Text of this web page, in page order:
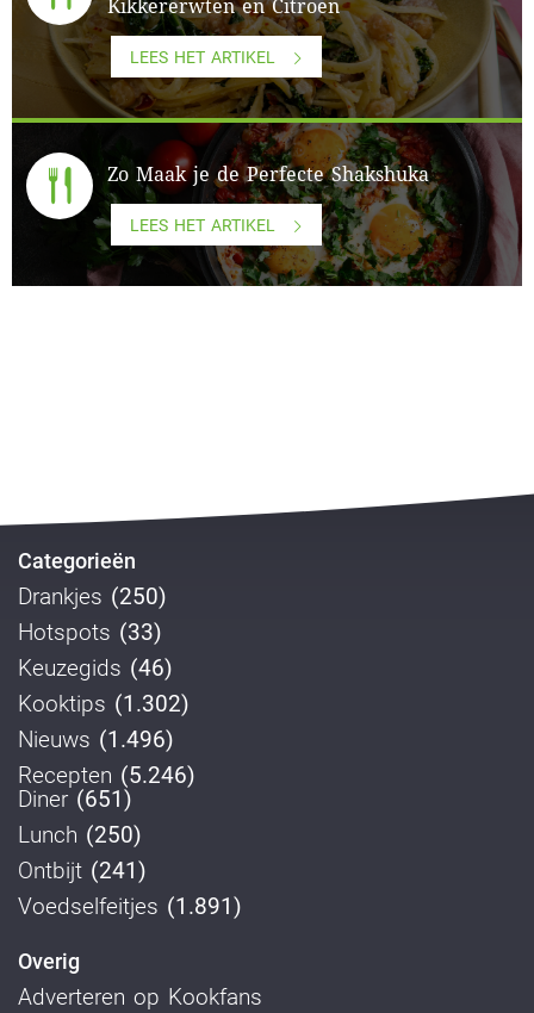
Kikkererwten en Citroen
LEES HET ARTIKEL
Zo Maak je de Perfecte Shakshuka
LEES HET ARTIKEL
Categorieën
Drankjes (250)
Hotspots (33)
Keuzegids (46)
Kooktips (1.302)
Nieuws (1.496)
Recepten (5.246)
Diner (651)
Lunch (250)
Ontbijt (241)
Voedselfeitjes (1.891)
Overig
Adverteren op Kookfans